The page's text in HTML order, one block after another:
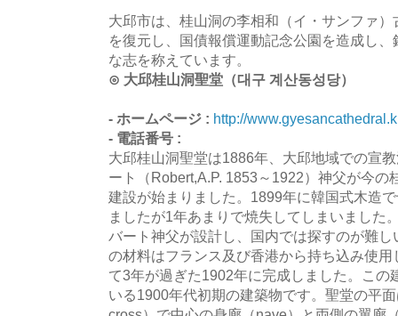
大邱市は、桂山洞の李相和（イ・サンファ
を復元し、国債報償運動記念公園を造成し
な志を称えています。
⊙ 大邱桂山洞聖堂（대구 계산동성당）
- ホームページ : http://
- 電話番号 :
大邱桂山洞聖堂は1886年、大邱地域での宣
ート（Robert,A.P. 1853～1922）神父が今の
建設が始まりました。1899年に韓国式木造
ましたが1年あまりで焼失してしまいました
バート神父が設計し、国内では探すのが難
の材料はフランス及び香港から持ち込み使
て3年が過ぎた1902年に完成しました。この
いる1900年代初期の建築物です。聖堂の平